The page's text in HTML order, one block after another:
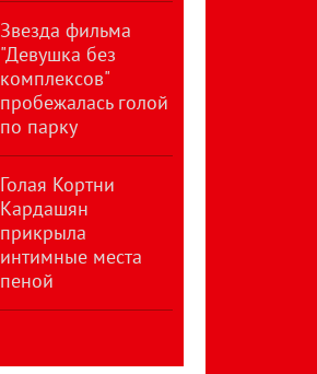
Звезда фильма
"Девушка без
комплексов"
пробежалась голой
по парку
Голая Кортни
Кардашян
прикрыла
интимные места
пеной